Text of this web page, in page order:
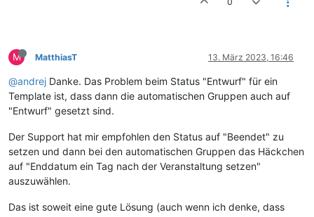
M MatthiasT 13. März 2023, 16:46
@andrej Danke. Das Problem beim Status "Entwurf" für ein
Template ist, dass dann die automatischen Gruppen auch auf
"Entwurf" gesetzt sind.
Der Support hat mir empfohlen den Status auf "Beendet" zu
setzen und dann bei den automatischen Gruppen das Häckchen
auf "Enddatum ein Tag nach der Veranstaltung setzen"
auszuwählen.
Das ist soweit eine gute Lösung (auch wenn ich denke, dass